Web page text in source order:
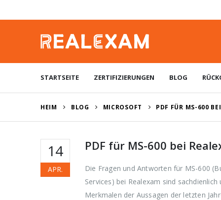
STARTSEITE ZERTIFIZIERUNGEN BLOG
HEIM BLOG MICROSOFT PDF FÜR MS-600
14
APR.
PDF für MS-600 bei
Die Fragen und Antworten für MS-600
Services) bei Realexam sind
Merkmalen der Aussagen der letzten